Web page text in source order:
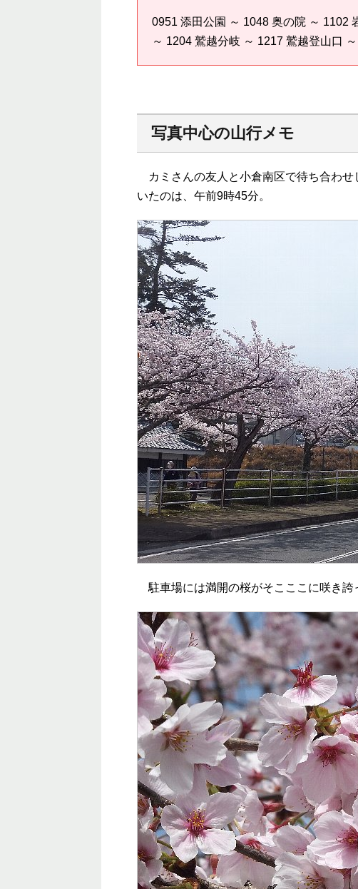
0951 添田公園 ～ 1048 奥の院 ～ 1102
～ 1204 鷲越分岐 ～ 1217 鷲越登山口
写真中心の山行メモ
カミさんの友人と小倉南区で待ち合わせ
いたのは、午前9時45分。
駐車場には満開の桜がそこここに咲き誇